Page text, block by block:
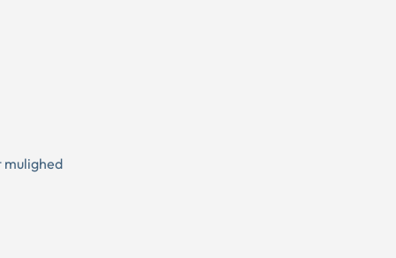
mulighed